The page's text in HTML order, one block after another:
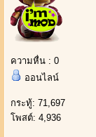
ความหื่น : 0
ออนไลน์
กระทู้: 71,697
โพสต์: 4,936